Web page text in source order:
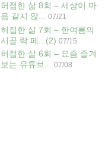
허접한 삶 8회 – 세상이 마
음 같지 않... 07/21
허접한 삶 7회 – 한여름의
시골 락 페... (2) 07/15
허접한 삶 6회 – 요즘 즐겨
보는 유튜브...
07/08